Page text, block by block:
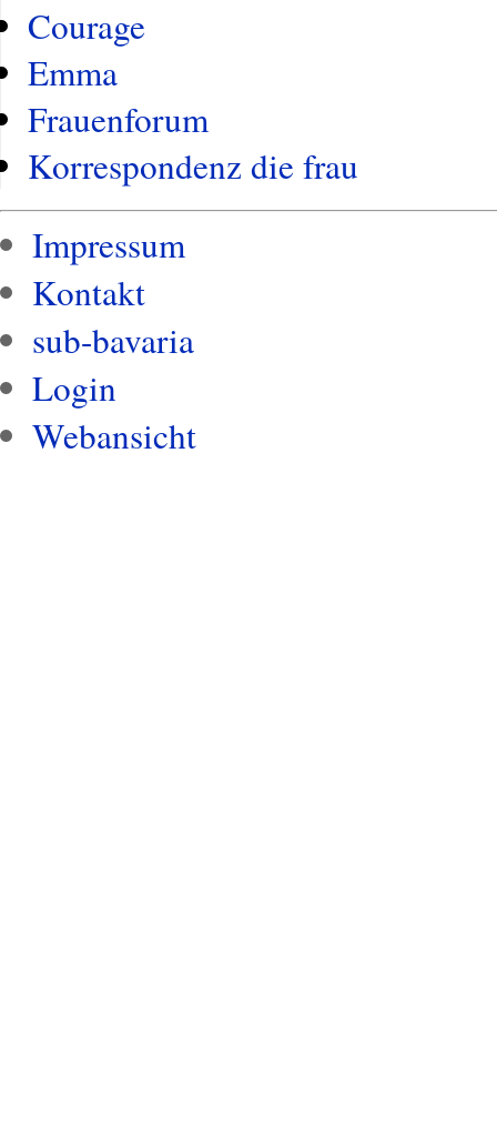
Courage
Emma
Frauenforum
Korrespondenz die frau
Impressum
Kontakt
sub-bavaria
Login
Webansicht